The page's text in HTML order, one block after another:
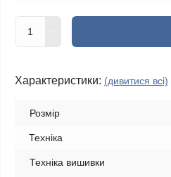
Характеристики: (дивитися всі)
Розмір
Техніка
Техніка вишивки